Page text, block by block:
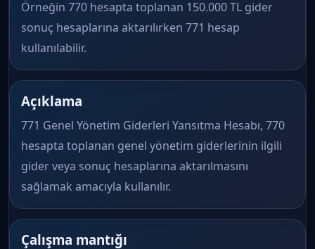
Örneğin 770 hesapta toplanan 150.000 TL gider
sonuç hesaplarına aktarılırken 771 hesap
kullanılabilir.
Açıklama
771 Genel Yönetim Giderleri Yansıtma Hesabı, 770
hesapta toplanan genel yönetim giderlerinin ilgili
gider veya sonuç hesaplarına aktarılmasını
sağlamak amacıyla kullanılır.
Çalışma mantığı